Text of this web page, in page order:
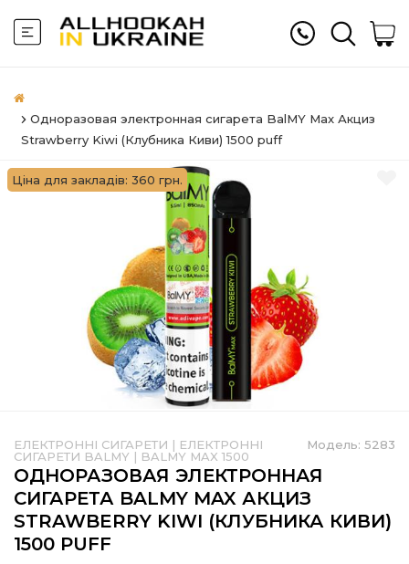
Одноразовая электронная сигарета BalMY Max Акциз
Strawberry Kiwi (Клубника Киви) 1500 puff
Ціна для закладів: 360 грн.
Модель: 5283
ЕЛЕКТРОННІ СИГАРЕТИ | ЕЛЕКТРОННІ
СИГАРЕТИ BALMY | BALMY MAX 1500
ОДНОРАЗОВАЯ ЭЛЕКТРОННАЯ
СИГАРЕТА BALMY MAX АКЦИЗ
STRAWBERRY KIWI (КЛУБНИКА КИВИ)
1500 PUFF